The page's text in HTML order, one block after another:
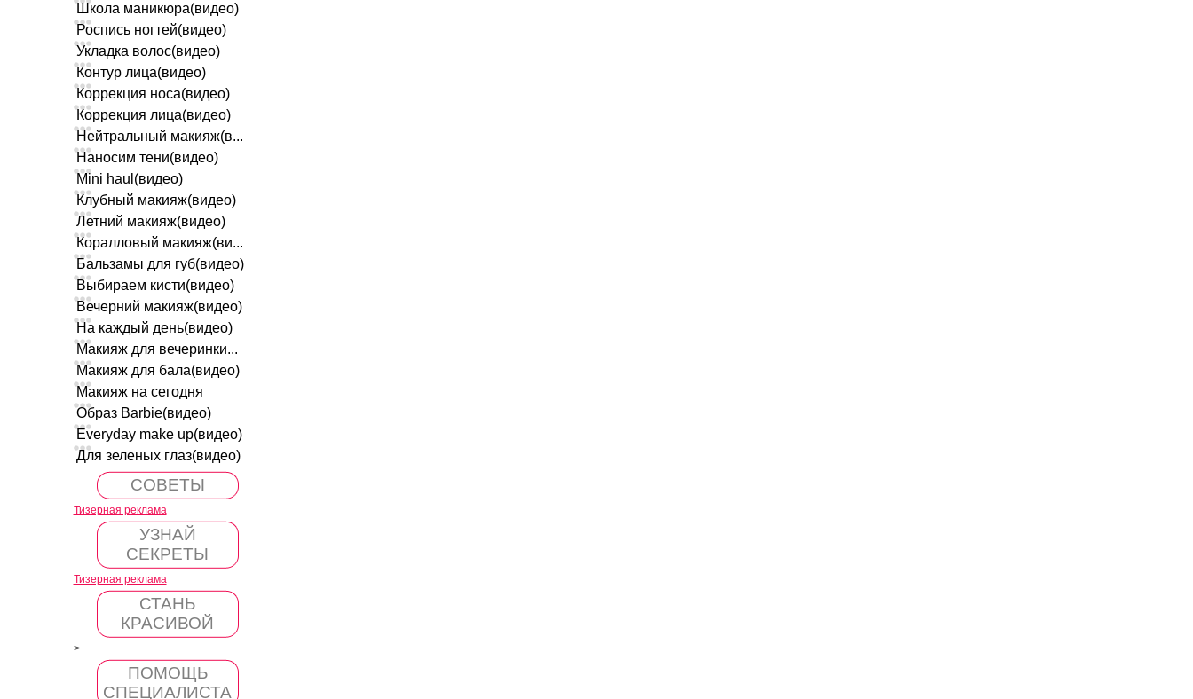
Школа маникюра(видео)
Роспись ногтей(видео)
Укладка волос(видео)
Контур лица(видео)
Коррекция носа(видео)
Коррекция лица(видео)
Нейтральный макияж(в...
Наносим тени(видео)
Mini haul(видео)
Клубный макияж(видео)
Летний макияж(видео)
Коралловый макияж(ви...
Бальзамы для губ(видео)
Выбираем кисти(видео)
Вечерний макияж(видео)
На каждый день(видео)
Макияж для вечеринки...
Макияж для бала(видео)
Макияж на сегодня
Образ Barbie(видео)
Everyday make up(видео)
Для зеленых глаз(видео)
СОВЕТЫ
Тизерная реклама
УЗНАЙ
СЕКРЕТЫ
Тизерная реклама
СТАНЬ
КРАСИВОЙ
>
ПОМОЩЬ
СПЕЦИАЛИСТА